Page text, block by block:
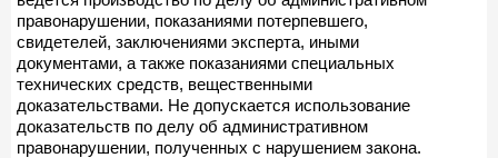
правонарушении, показаниями потерпевшего,
свидетелей, заключениями эксперта, иными
документами, а также показаниями специальных
технических средств, вещественными
доказательствами. Не допускается использование
доказательств по делу об административном
правонарушении, полученных с нарушением закона.